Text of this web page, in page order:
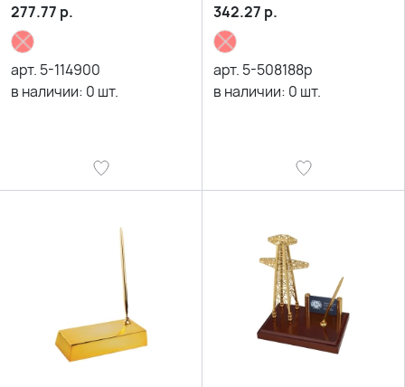
277.77 р.
арт. 5-114900
в наличии: 0 шт.
комбинации из
прилагающихся болтов и
гаек
342.27 р.
арт. 5-508188р
в наличии: 0 шт.